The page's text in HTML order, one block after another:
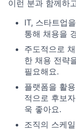
이런 분과 함께하
IT, 스타트업
통해 채용을
주도적으로
한 채용 전략
필요해요.
플랫폼을 활
적으로 후보
욱 좋아요.
조직의 스케